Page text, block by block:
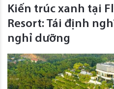
Kiến trúc xanh tại
Resort: Tái định
nghỉ dưỡng